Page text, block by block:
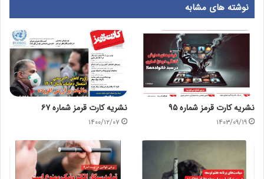
نوشته های مشابه
نشریه کارت قرمز شماره ۹۵
۱۴۰۳/۰۹/۱۹
نشریه کارت قرمز شماره ۶۷
۱۴۰۰/۱۲/۰۷